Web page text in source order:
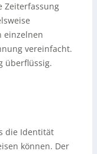
Zeiterfassung
einzelnen
vereinfacht.
überflüssig.
die Identität
können. Der